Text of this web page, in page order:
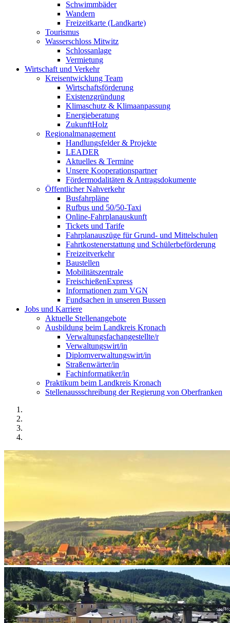
Schwimmbäder
Wandern
Freizeitkarte (Landkarte)
Tourismus
Wasserschloss Mitwitz
Schlossanlage
Vermietung
Wirtschaft und Verkehr
Kreisentwicklung Team
Wirtschaftsförderung
Existenzgründung
Klimaschutz & Klimaanpassung
Energieberatung
ZukunftHolz
Regionalmanagement
Handlungsfelder & Projekte
LEADER
Aktuelles & Termine
Unsere Kooperationspartner
Fördermodalitäten & Antragsdokumente
Öffentlicher Nahverkehr
Busfahrpläne
Rufbus und 50/50-Taxi
Online-Fahrplanauskunft
Tickets und Tarife
Fahrplanauszüge für Grund- und Mittelschulen
Fahrtkostenerstattung und Schülerbeförderung
Freizeitverkehr
Baustellen
Mobilitätszentrale
FreischießenExpress
Informationen zum VGN
Fundsachen in unseren Bussen
Jobs und Karriere
Aktuelle Stellenangebote
Ausbildung beim Landkreis Kronach
Verwaltungsfachangestellte/r
Verwaltungswirt/in
Diplomverwaltungswirt/in
Straßenwärter/in
Fachinformatiker/in
Praktikum beim Landkreis Kronach
Stellenaussschreibung der Regierung von Oberfranken